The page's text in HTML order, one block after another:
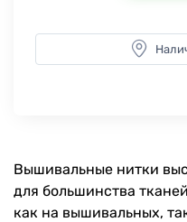
Вышивальные нитки
для большинства
как на вышивальных,